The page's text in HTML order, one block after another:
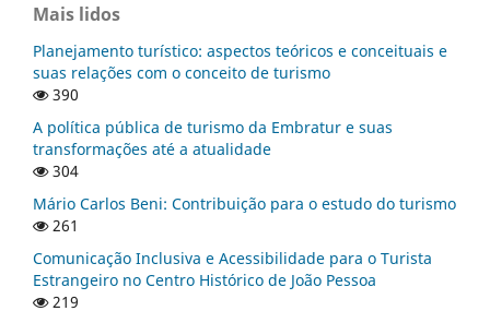
Mais lidos
Planejamento turístico: aspectos teóricos e conceituais e
suas relações com o conceito de turismo
390
A política pública de turismo da Embratur e suas
transformações até a atualidade
304
Mário Carlos Beni: Contribuição para o estudo do turismo
261
Comunicação Inclusiva e Acessibilidade para o Turista
Estrangeiro no Centro Histórico de João Pessoa
219